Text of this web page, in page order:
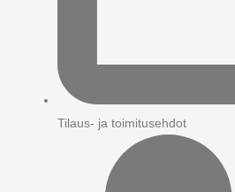
Tilaus- ja toimitusehdot